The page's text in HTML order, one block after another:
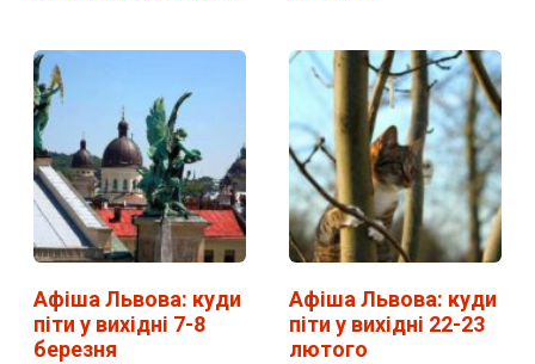
Афіша Львова: куди
піти у вихідні 7-8
березня
Афіша Львова: куди
піти у вихідні 22-23
лютого